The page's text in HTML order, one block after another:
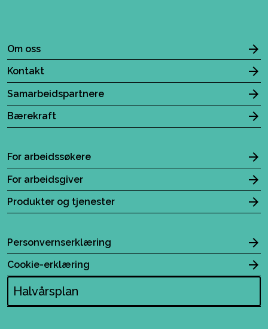
Om oss
Kontakt
Samarbeidspartnere
Bærekraft
For arbeidssøkere
For arbeidsgiver
Produkter og tjenester
Personvernserklæring
Cookie-erklæring
Halvårsplan